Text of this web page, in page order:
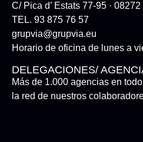
C/ Pica d’ Estats 77-95 ·
TEL. 93 875 76 57
grupvia@grupvia.eu
Horario de oficina de lunes a
DELEGACIONES/
Más de 1.000 agencias en
la red de nuestros